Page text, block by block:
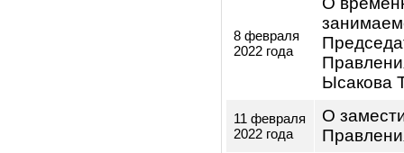
Талапкер
Карыпбаевич
Ырыспекович